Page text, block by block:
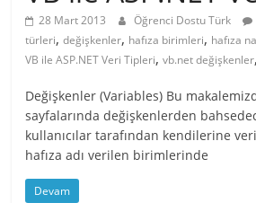
28 Mart 2013 Öğrenci Dostu Türk
türleri,değişkenler, hafıza birimleri, hafıza
VB ile ASP.NET Veri Tipleri,vb.net değişkenler
Değişkenler (Variables) Bu
sayfalarında değişkenlerden
kullanıcılar tarafından kendilerine
hafıza adı verilen birimlerinde
Devam